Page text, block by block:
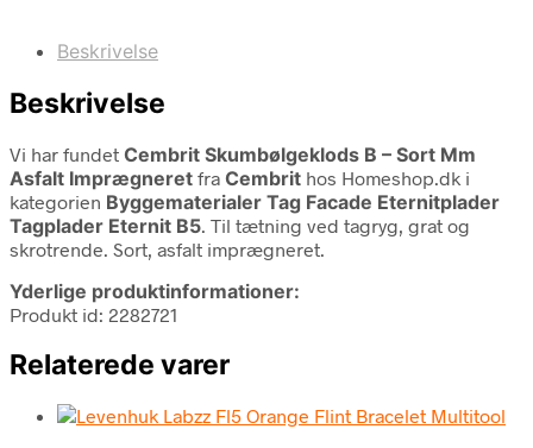
Beskrivelse
Beskrivelse
Vi har fundet Cembrit Skumbølgeklods B – Sort Mm
Asfalt Imprægneret fra Cembrit hos Homeshop.dk i
kategorien Byggematerialer Tag Facade Eternitplader
Tagplader Eternit B5. Til tætning ved tagryg, grat og
skrotrende. Sort, asfalt imprægneret.
Yderlige produktinformationer:
Produkt id: 2282721
Relaterede varer